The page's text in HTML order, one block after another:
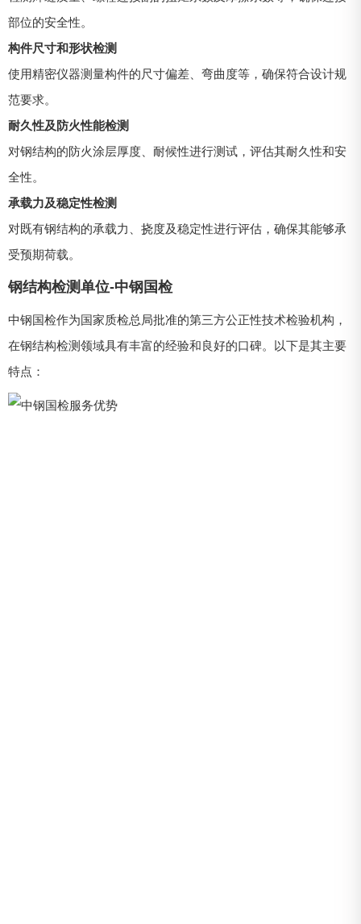
部位的安全性。
构件尺寸和形状检测
使用精密仪器测量构件的尺寸偏差、弯曲度等，确保符合设计规
范要求。
耐久性及防火性能检测
对钢结构的防火涂层厚度、耐候性进行测试，评估其耐久性和安
全性。
承载力及稳定性检测
对既有钢结构的承载力、挠度及稳定性进行评估，确保其能够承
受预期荷载。
钢结构检测单位-中钢国检
中钢国检作为国家质检总局批准的第三方公正性技术检验机构，
在钢结构检测领域具有丰富的经验和良好的口碑。以下是其主要
特点：